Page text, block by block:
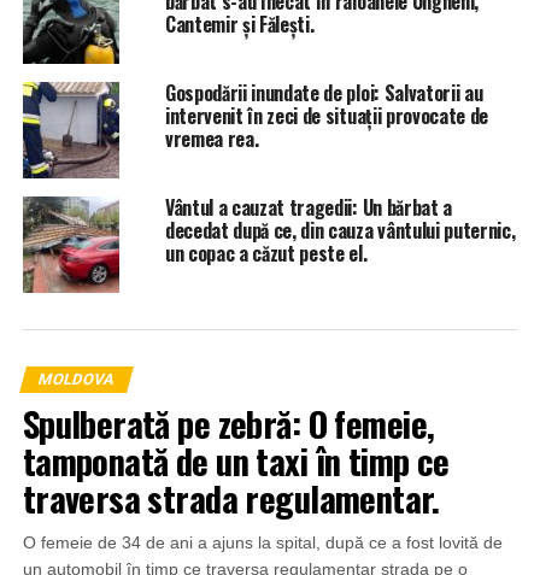
Cantemir și Fălești.
Gospodării inundate de ploi: Salvatorii au
intervenit în zeci de situații provocate de
vremea rea.
Vântul a cauzat tragedii: Un bărbat a
decedat după ce, din cauza vântului puternic,
un copac a căzut peste el.
MOLDOVA
Spulberată pe zebră: O femeie,
tamponată de un taxi în timp ce
traversa strada regulamentar.
O femeie de 34 de ani a ajuns la spital, după ce a fost lovită de
un automobil în timp ce traversa regulamentar strada pe o